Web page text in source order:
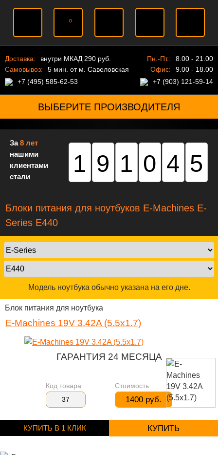
0
Доставка:
внутри МКАД 290 руб.
Самовывоз:
5 мин. от м. Савеловская
+7 (495) 585-62-53
Пн.-Пт.:
8.00 - 21.00
Офис:
9.00 - 18.00
+7 (903) 121-59-14
ВЫБЕРИТЕ ПРОИЗВОДИТЕЛЯ
За8 лет
нашими
клиентами
стали
191045
Блоки питания для ноутбуков E-Machines E-
Series E440
Модель ноутбука обычно указана на его дне.
Блок питания для ноутбука
E-Machines 19V 3.42A (5.5x1.7)
ГАРАНТИЯ 24 МЕСЯЦА
Код товара
37
Стоимость
1400 руб.
КУПИТЬ В 1 КЛИК КУПИТЬ